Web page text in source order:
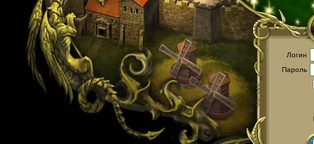
Логин
Пароль